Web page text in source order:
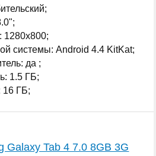
1280x800;
системы: Android 4.4 KitKat;
да ;
1.5 ГБ;
16 ГБ;
Galaxy Tab 4 7.0 8GB 3G